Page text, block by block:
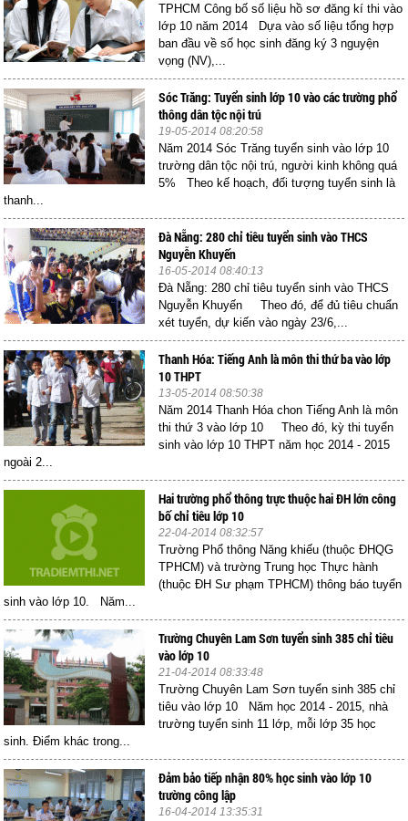
TPHCM Công bố số liệu hồ sơ đăng kí thi vào
lớp 10 năm 2014 Dựa vào số liệu tổng hợp
ban đầu về số học sinh đăng ký 3 nguyện
vọng (NV),...
Sóc Trăng: Tuyển sinh lớp 10 vào các trường phổ
thông dân tộc nội trú
19-05-2014 08:20:58
Năm 2014 Sóc Trăng tuyển sinh vào lớp 10
trường dân tộc nội trú, người kinh không quá
5% Theo kế hoạch, đối tượng tuyển sinh là
thanh...
Đà Nẵng: 280 chỉ tiêu tuyển sinh vào THCS
Nguyễn Khuyến
16-05-2014 08:40:13
Đà Nẵng: 280 chỉ tiêu tuyển sinh vào THCS
Nguyễn Khuyến Theo đó, để đủ tiêu chuẩn
xét tuyển, dự kiến vào ngày 23/6,...
Thanh Hóa: Tiếng Anh là môn thi thứ ba vào lớp
10 THPT
13-05-2014 08:50:38
Năm 2014 Thanh Hóa chon Tiếng Anh là môn
thi thứ 3 vào lớp 10 Theo đó, kỳ thi tuyển
sinh vào lớp 10 THPT năm học 2014 - 2015
ngoài 2...
Hai trường phổ thông trực thuộc hai ĐH lớn công
bố chỉ tiêu lớp 10
22-04-2014 08:32:57
Trường Phổ thông Năng khiếu (thuộc ĐHQG
TPHCM) và trường Trung học Thực hành
(thuộc ĐH Sư phạm TPHCM) thông báo tuyển
sinh vào lớp 10. Năm...
Trường Chuyên Lam Sơn tuyển sinh 385 chỉ tiêu
vào lớp 10
21-04-2014 08:33:48
Trường Chuyên Lam Sơn tuyển sinh 385 chỉ
tiêu vào lớp 10 Năm học 2014 - 2015, nhà
trường tuyển sinh 11 lớp, mỗi lớp 35 học
sinh. Điểm khác trong...
Đảm bảo tiếp nhận 80% học sinh vào lớp 10
trường công lập
16-04-2014 13:35:31